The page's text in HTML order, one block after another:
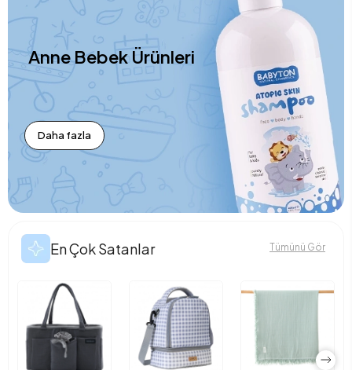
Anne Bebek Ürünleri
Daha fazla
En Çok Satanlar Tümünü Gör